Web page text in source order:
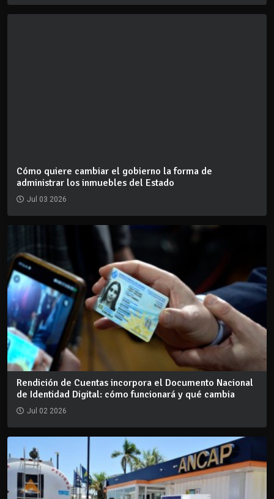
Cómo quiere cambiar el gobierno la forma de
administrar los inmuebles del Estado
Jul 03 2026
Rendición de Cuentas incorpora el Documento Nacional
de Identidad Digital: cómo funcionará y qué cambia
Jul 02 2026